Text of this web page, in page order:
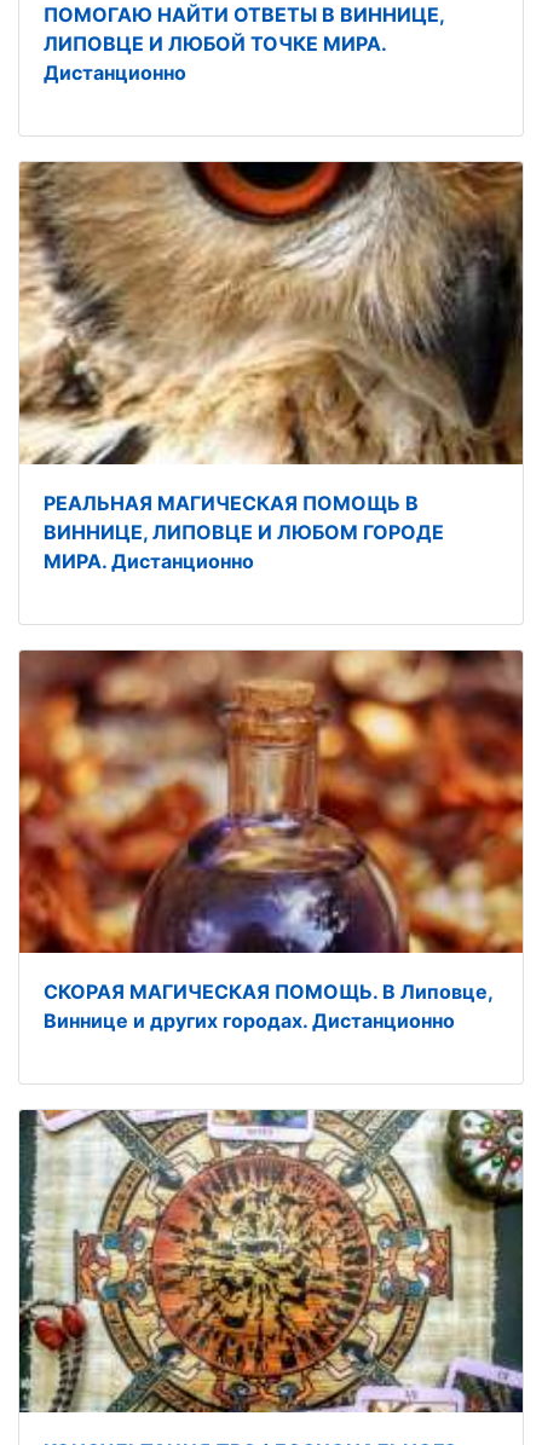
ПОМОГАЮ НАЙТИ ОТВЕТЫ В ВИННИЦЕ,
ЛИПОВЦЕ И ЛЮБОЙ ТОЧКЕ МИРА.
Дистанционно
РЕАЛЬНАЯ МАГИЧЕСКАЯ ПОМОЩЬ В
ВИННИЦЕ, ЛИПОВЦЕ И ЛЮБОМ ГОРОДЕ
МИРА. Дистанционно
СКОРАЯ МАГИЧЕСКАЯ ПОМОЩЬ. В Липовце,
Виннице и других городах. Дистанционно